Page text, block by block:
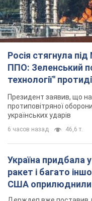
Росія стягнула
ППО: Зеленський
технології"
Президент заявив, що
протиповітряної
українських ударів
6 часов назад 46,6 т.
Україна придбала
ракет і багато
США оприлюднили